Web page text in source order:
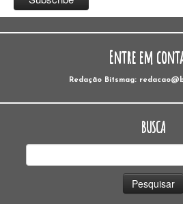
Entre em
Redação Bitsmag:
BUSCA